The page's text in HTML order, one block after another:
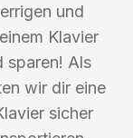
und
Klavier
sparen! Als
wir dir eine
sicher